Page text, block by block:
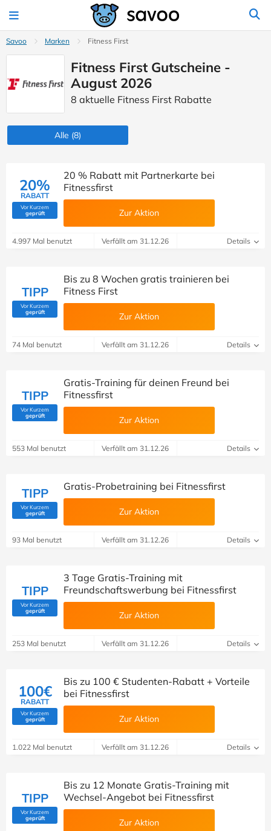
Savoo Marken Fitness First
Fitness First Gutscheine -
August 2026
8 aktuelle Fitness First Rabatte
Alle (8)
20%
RABATT
Vor Kurzem
geprüft(Von Savoo geprüft)
20 % Rabatt mit Partnerkarte bei
Fitnessfirst
Zur Aktion
4.997 Mal benutzt Verfällt am 31.12.26 Details
TIPP
Vor Kurzem
geprüft(Von Savoo geprüft)
Bis zu 8 Wochen gratis trainieren bei
Fitness First
Zur Aktion
74 Mal benutzt Verfällt am 31.12.26 Details
TIPP
Vor Kurzem
geprüft(Von Savoo geprüft)
Gratis-Training für deinen Freund bei
Fitnessfirst
Zur Aktion
553 Mal benutzt Verfällt am 31.12.26 Details
TIPP
Vor Kurzem
geprüft(Von Savoo geprüft)
Gratis-Probetraining bei Fitnessfirst
Zur Aktion
93 Mal benutzt Verfällt am 31.12.26 Details
TIPP
Vor Kurzem
geprüft(Von Savoo geprüft)
3 Tage Gratis-Training mit
Freundschaftswerbung bei Fitnessfirst
Zur Aktion
253 Mal benutzt Verfällt am 31.12.26 Details
100€
RABATT
Vor Kurzem
geprüft(Von Savoo geprüft)
Bis zu 100 € Studenten-Rabatt + Vorteile
bei Fitnessfirst
Zur Aktion
1.022 Mal benutzt Verfällt am 31.12.26 Details
TIPP
Vor Kurzem
geprüft(Von Savoo geprüft)
Bis zu 12 Monate Gratis-Training mit
Wechsel-Angebot bei Fitnessfirst
Zur Aktion